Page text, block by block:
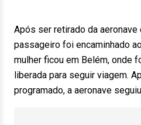
Após ser retirado da aeronave
passageiro foi encaminhado
mulher ficou em Belém, onde
liberada para seguir viagem.
programado, a aeronave